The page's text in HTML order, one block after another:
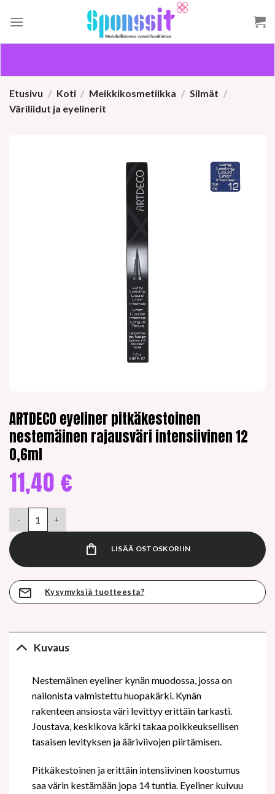
Etusivu / Koti / Meikkikosmetiikka / Silmät /
Väriliidut ja eyelinerit
ARTDECO eyeliner pitkäkestoinen
nestemäinen rajausväri intensiivinen 12
0,6ml
11,40 €
LISÄÄ OSTOSKORIIN
Kysymyksiä tuotteesta?
Kuvaus
Nestemäinen eyeliner kynän muodossa, jossa on
nailonista valmistettu huopakärki. Kynän
rakenteen ansiosta väri levittyy erittäin tarkasti.
Joustava, keskikova kärki takaa poikkeuksellisen
tasaisen levityksen ja ääriviivojen piirtämisen.
Pitkäkestoinen ja erittäin intensiivinen koostumus
saa värin kestämään jopa 14 tuntia. Eyeliner kuivuu